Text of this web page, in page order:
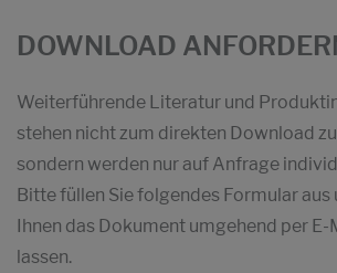
DOWNLOAD
Weiterführende Literatur und
stehen nicht zum direkten Download
sondern werden nur auf Anfrage
Bitte füllen Sie folgendes Formular aus
Ihnen das Dokument umgehend per
lassen.